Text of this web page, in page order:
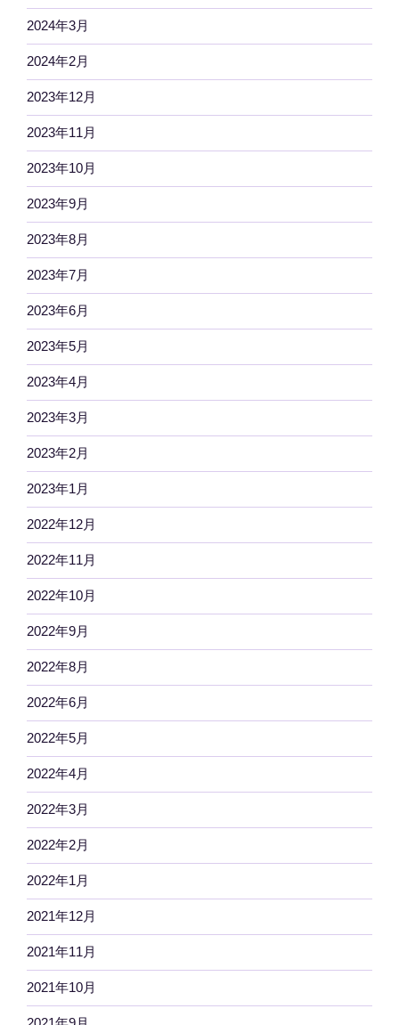
2024年3月
2024年2月
2023年12月
2023年11月
2023年10月
2023年9月
2023年8月
2023年7月
2023年6月
2023年5月
2023年4月
2023年3月
2023年2月
2023年1月
2022年12月
2022年11月
2022年10月
2022年9月
2022年8月
2022年6月
2022年5月
2022年4月
2022年3月
2022年2月
2022年1月
2021年12月
2021年11月
2021年10月